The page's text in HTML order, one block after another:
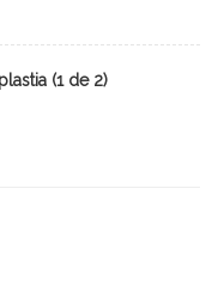
(1 de 2)